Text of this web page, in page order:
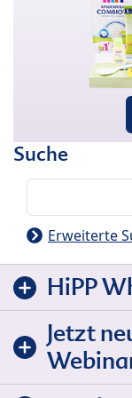
Suche
Erweiterte
HiPP
Jetzt